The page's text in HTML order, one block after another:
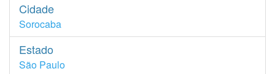
Cidade
Sorocaba
Estado
São Paulo